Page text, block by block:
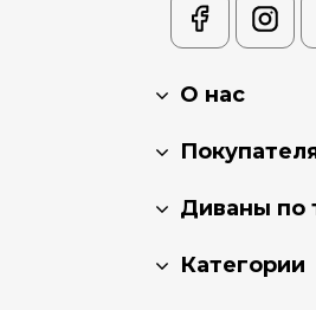
О нас
Диваны по
Категории